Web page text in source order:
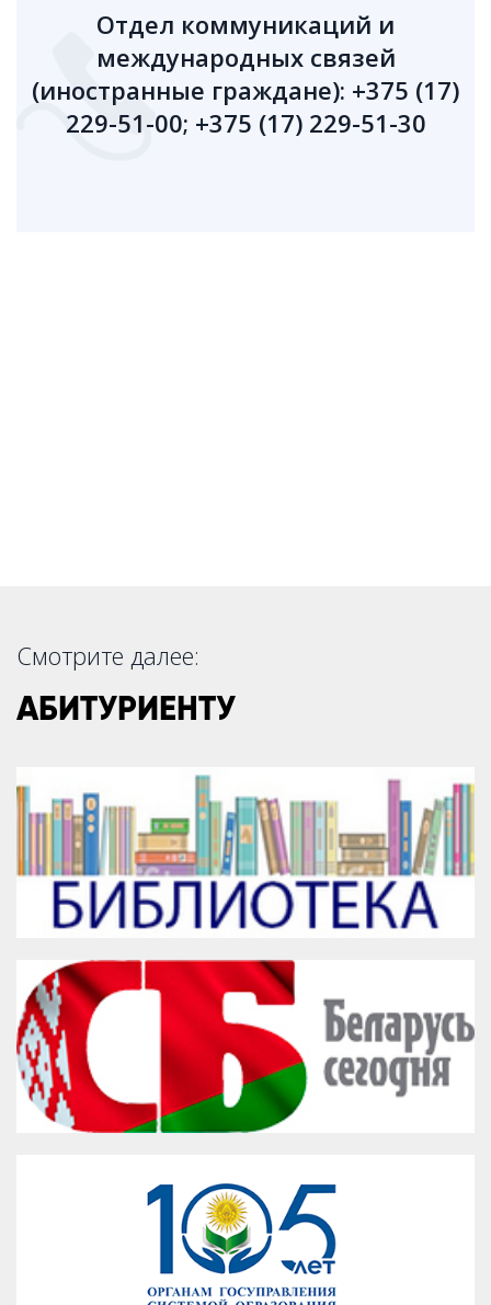
Отдел коммуникаций и
международных связей
(иностранные граждане): +375 (17)
229-51-00; +375 (17) 229-51-30
Смотрите далее:
АБИТУРИЕНТУ